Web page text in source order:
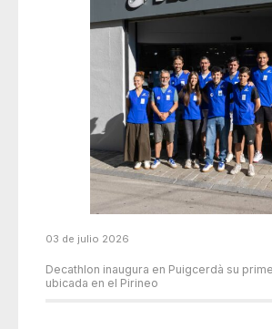
03 de julio 2026
Decathlon inaugura en Puigcerdà su
ubicada en el Pirineo